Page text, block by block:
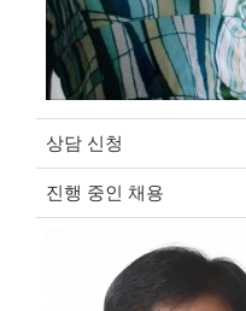
상담 신청
진행 중인 채용